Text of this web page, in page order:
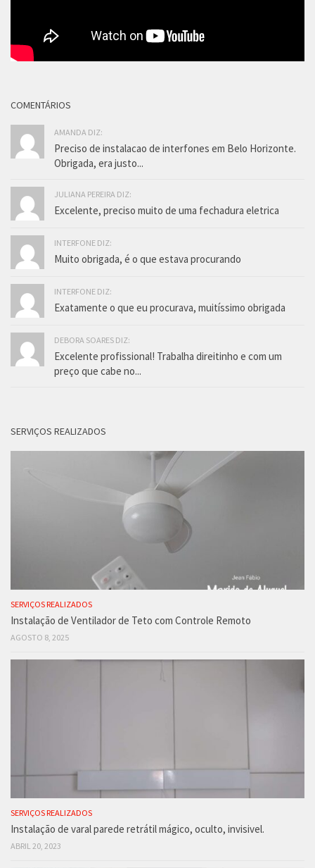
COMENTÁRIOS
AMANDA DIZ:
Preciso de instalacao de interfones em Belo Horizonte.
Obrigada, era justo...
JULIANA PEREIRA DIZ:
Excelente, preciso muito de uma fechadura eletrica
INTERFONE DIZ:
Muito obrigada, é o que estava procurando
INTERFONE DIZ:
Exatamente o que eu procurava, muitíssimo obrigada
DEBORA SOARES DIZ:
Excelente profissional! Trabalha direitinho e com um
preço que cabe no...
SERVIÇOS REALIZADOS
SERVIÇOS REALIZADOS
Instalação de Ventilador de Teto com Controle Remoto
AGOSTO 8, 2025
SERVIÇOS REALIZADOS
Instalação de varal parede retrátil mágico, oculto, invisivel.
ABRIL 20, 2023